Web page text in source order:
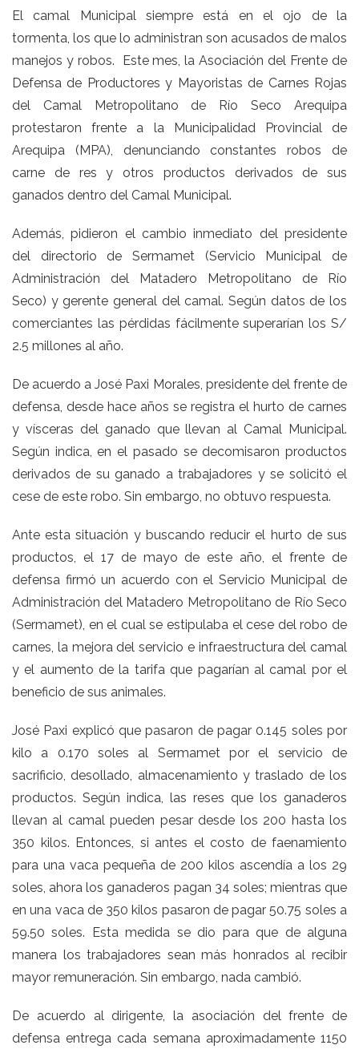
El camal Municipal siempre está en el ojo de la
tormenta, los que lo administran son acusados de malos
manejos y robos. Este mes, la Asociación del Frente de
Defensa de Productores y Mayoristas de Carnes Rojas
del Camal Metropolitano de Río Seco Arequipa
protestaron frente a la Municipalidad Provincial de
Arequipa (MPA), denunciando constantes robos de
carne de res y otros productos derivados de sus
ganados dentro del Camal Municipal.
Además, pidieron el cambio inmediato del presidente
del directorio de Sermamet (Servicio Municipal de
Administración del Matadero Metropolitano de Río
Seco) y gerente general del camal. Según datos de los
comerciantes las pérdidas fácilmente superarían los S/
2.5 millones al año.
De acuerdo a José Paxi Morales, presidente del frente de
defensa, desde hace años se registra el hurto de carnes
y vísceras del ganado que llevan al Camal Municipal.
Según indica, en el pasado se decomisaron productos
derivados de su ganado a trabajadores y se solicitó el
cese de este robo. Sin embargo, no obtuvo respuesta.
Ante esta situación y buscando reducir el hurto de sus
productos, el 17 de mayo de este año, el frente de
defensa firmó un acuerdo con el Servicio Municipal de
Administración del Matadero Metropolitano de Río Seco
(Sermamet), en el cual se estipulaba el cese del robo de
carnes, la mejora del servicio e infraestructura del camal
y el aumento de la tarifa que pagarían al camal por el
beneficio de sus animales.
José Paxi explicó que pasaron de pagar 0.145 soles por
kilo a 0.170 soles al Sermamet por el servicio de
sacrificio, desollado, almacenamiento y traslado de los
productos. Según indica, las reses que los ganaderos
llevan al camal pueden pesar desde los 200 hasta los
350 kilos. Entonces, si antes el costo de faenamiento
para una vaca pequeña de 200 kilos ascendía a los 29
soles, ahora los ganaderos pagan 34 soles; mientras que
en una vaca de 350 kilos pasaron de pagar 50.75 soles a
59.50 soles. Esta medida se dio para que de alguna
manera los trabajadores sean más honrados al recibir
mayor remuneración. Sin embargo, nada cambió.
De acuerdo al dirigente, la asociación del frente de
defensa entrega cada semana aproximadamente 1150